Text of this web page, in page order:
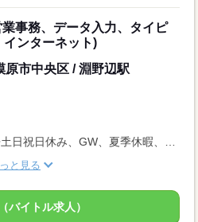
事務、データ入力、タイピ
インターネット)
原市中央区 / 淵野辺駅
◆月〜金の週5日勤務 ◇土日祝日休み、GW、夏季休暇、年末年始（企業カレンダー）
と見る
バイトル求人）